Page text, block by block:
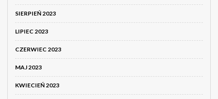
SIERPIEŃ 2023
LIPIEC 2023
CZERWIEC 2023
MAJ 2023
KWIECIEŃ 2023